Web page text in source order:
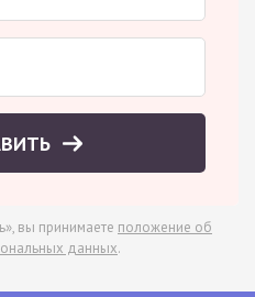
вы принимаете положение об
данных.